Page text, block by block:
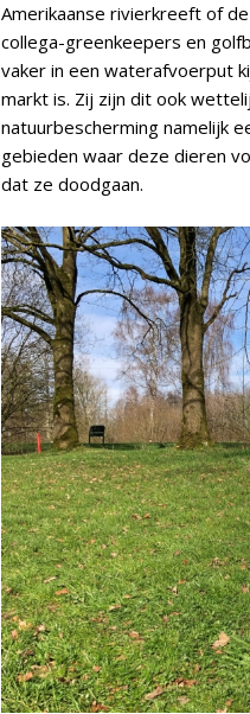
Amerikaanse rivierkreeft of
collega-greenkeepers en
vaker in een waterafvoerput
markt is. Zij zijn dit ook
natuurbescherming namelijk
gebieden waar deze dieren
dat ze doodgaan.